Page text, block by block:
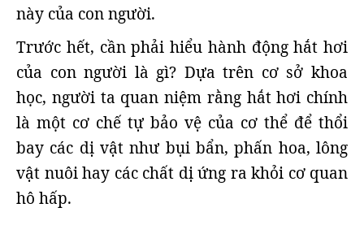
này của con người.
Trước hết, cần phải hiểu hành động hắt hơi
của con người là gì? Dựa trên cơ sở khoa
học, người ta quan niệm rằng hắt hơi chính
là một cơ chế tự bảo vệ của cơ thể để thổi
bay các dị vật như bụi bẩn, phấn hoa, lông
vật nuôi hay các chất dị ứng ra khỏi cơ quan
hô hấp.